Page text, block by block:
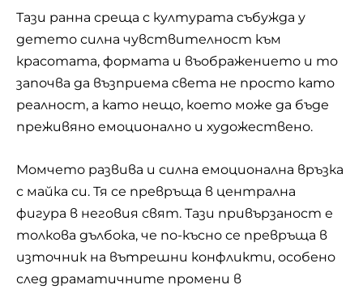
Тази ранна среща с културата събужда у
детето силна чувствителност към
красотата, формата и въображението и то
започва да възприема света не просто като
реалност, а като нещо, което може да бъде
преживяно емоционално и художествено.
Момчето развива и силна емоционална връзка
с майка си. Тя се превръща в централна
фигура в неговия свят. Тази привързаност е
толкова дълбока, че по-късно се превръща в
източник на вътрешни конфликти, особено
след драматичните промени в